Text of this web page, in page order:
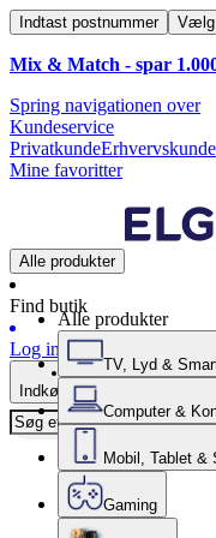
Indtast postnummer Vælg
Mix & Match - spar
Spring navigationen over
Kundeservice
PrivatkundeErhvervskunde
Mine favoritter
Alle produkter
Find butik
Log ind
Indkøbskurv
Alle produkter
TV, Lyd &
Computer &
Mobil, Tablet &
Gaming